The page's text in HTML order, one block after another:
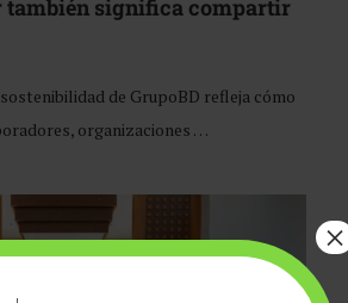
también significa compartir
de GrupoBD refleja cómo
organizaciones …
×